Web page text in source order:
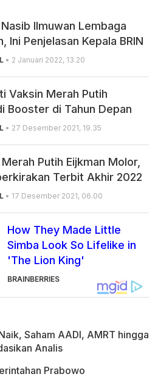
Ilmuwan Lembaga
Ini Penjelasan Kepala BRIN
• 2 Januari 2022, 13.20
Vaksin Merah Putih
Booster di Tahun Depan
• 27 Desember 2021, 19.35
Putih Eijkman Molor,
Terbit Akhir 2022
• 17 Desember 2021, 06.00
How They Made Little
Simba Look So Lifelike in
'The Lion King'
BRAINBERRIES
Saham AADI, AMRT hingga
Analis
Prabowo